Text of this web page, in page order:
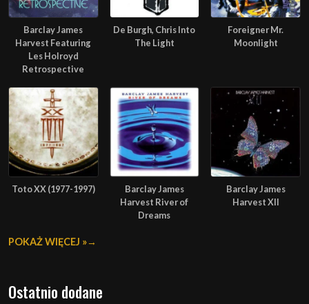
Barclay James
Harvest Featuring
Les Holroyd
Retrospective
De Burgh, Chris Into
The Light
Foreigner Mr.
Moonlight
Toto XX (1977-1997)
Barclay James
Harvest River of
Dreams
Barclay James
Harvest XII
POKAŻ WIĘCEJ »
Ostatnio dodane